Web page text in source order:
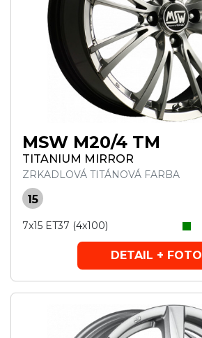
MSW M20/4 TM
TITANIUM MIRROR
ZRKADLOVÁ TITÁNOVÁ FARBA
15
7x15 ET37 (4x100)
DETAIL + FOTO